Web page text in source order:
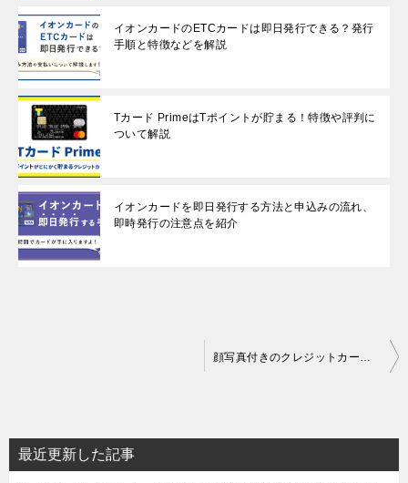
イオンカードのETCカードは即日発行できる？発行
手順と特徴などを解説
Tカード PrimeはTポイントが貯まる！特徴や評判に
ついて解説
イオンカードを即日発行する方法と申込みの流れ、
即時発行の注意点を紹介
ビ
ゲ
顔写真付きのクレジットカードで即日発行できるものはある？
最近更新した記事